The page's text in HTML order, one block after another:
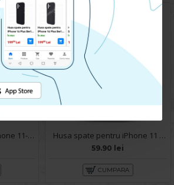
Husa spate pentru IPhone 11- Happy case Husa spate pentru iPhone 11 - Mantis Case Navy / Negru
59.90 lei
CUMPARA